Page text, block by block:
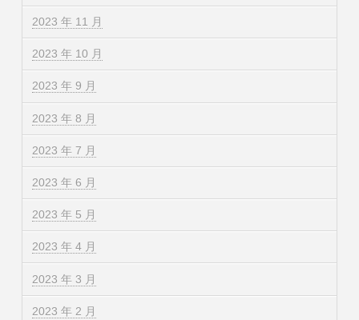
2023 年 11 月
2023 年 10 月
2023 年 9 月
2023 年 8 月
2023 年 7 月
2023 年 6 月
2023 年 5 月
2023 年 4 月
2023 年 3 月
2023 年 2 月